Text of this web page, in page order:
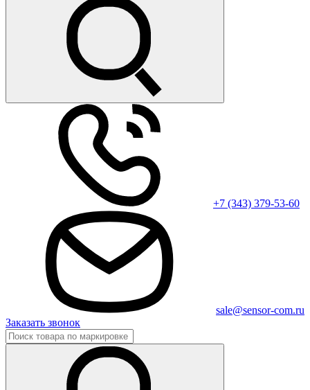
+7 (343) 379-53-60
sale@sensor-com.ru
Заказать звонок